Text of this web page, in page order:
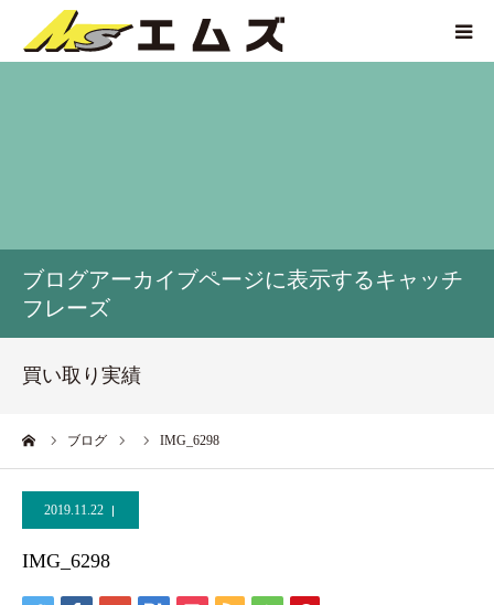
ブログアーカイブページに表示するキャッチ
フレーズ
買い取り実績
ブログ IMG_6298
2019.11.22
IMG_6298
サービス紹介
お問い合わせ